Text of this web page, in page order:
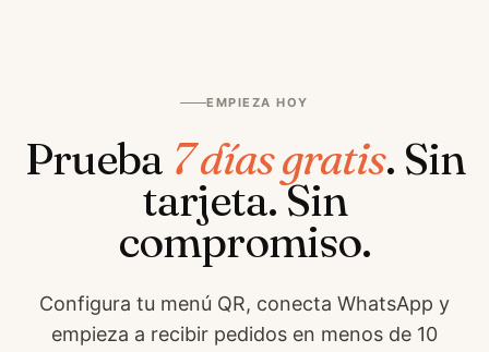
EMPIEZA HOY
Prueba 7 días gratis. Sin
tarjeta. Sin
compromiso.
Configura tu menú QR, conecta WhatsApp y
empieza a recibir pedidos en menos de 10